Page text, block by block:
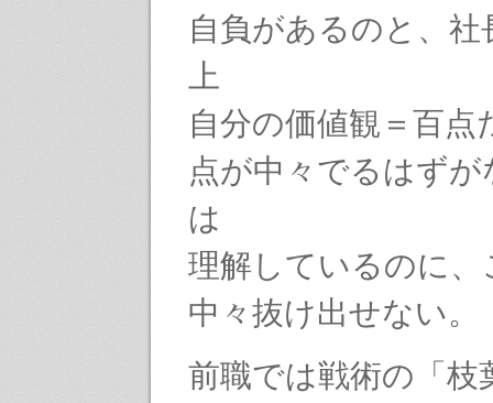
自負があるのと、社
上
自分の価値観＝百点
点が中々でるはず
は
理解しているのに、
中々抜け出せない。
前職では戦術の「枝